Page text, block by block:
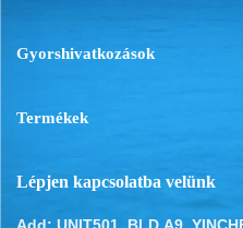
Gyorshivatkozások
Termékek
Lépjen kapcsolatba velünk